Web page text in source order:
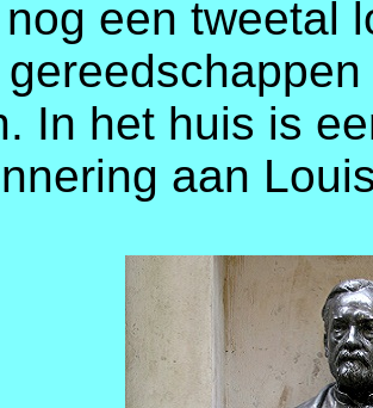
een tweetal
In het huis is
aan